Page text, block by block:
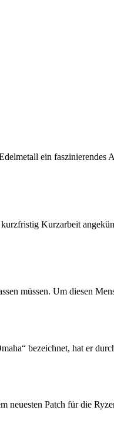
ein
Kurzarbeit
müssen. Um diesen
bezeichnet, hat er
neuesten Patch für die